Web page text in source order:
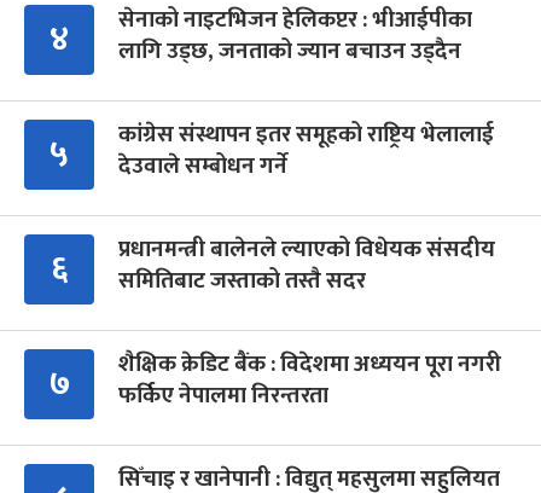
४
सेनाको नाइटभिजन हेलिकप्टर : भीआईपीका
लागि उड्छ, जनताको ज्यान बचाउन उड्दैन
५
कांग्रेस संस्थापन इतर समूहको राष्ट्रिय भेलालाई
देउवाले सम्बोधन गर्ने
६
प्रधानमन्त्री बालेनले ल्याएको विधेयक संसदीय
समितिबाट जस्ताको तस्तै सदर
७
शैक्षिक क्रेडिट बैंक : विदेशमा अध्ययन पूरा नगरी
फर्किए नेपालमा निरन्तरता
सिँचाइ र खानेपानी : विद्युत् महसुलमा सहुलियत